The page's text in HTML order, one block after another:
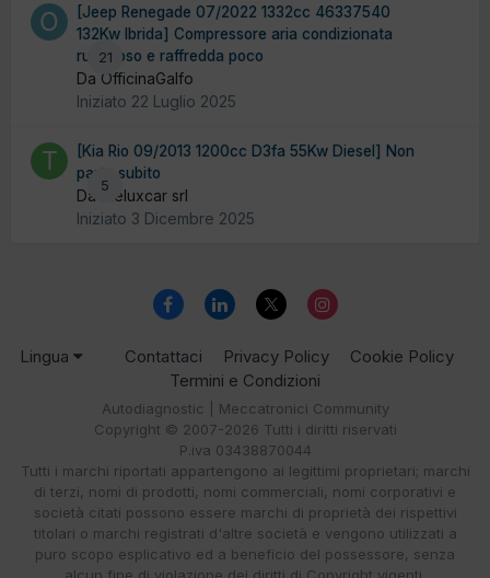
21
[Jeep Renegade 07/2022 1332cc 46337540
132Kw Ibrida] Compressore aria condizionata
rumoroso e raffredda poco
Da OfficinaGalfo
Iniziato 22 Luglio 2025
5
[Kia Rio 09/2013 1200cc D3fa 55Kw Diesel] Non
parte subito
Da theluxcar srl
Iniziato 3 Dicembre 2025
Lingua Contattaci Privacy Policy
Cookie Policy
Termini e Condizioni
Autodiagnostic | Meccatronici Community
Copyright © 2007-2026 Tutti i diritti riservati
P.iva 03438870044
Tutti i marchi riportati appartengono ai legittimi proprietari; marchi
di terzi, nomi di prodotti, nomi commerciali, nomi corporativi e
società citati possono essere marchi di proprietà dei rispettivi
titolari o marchi registrati d'altre società e vengono utilizzati a
puro scopo esplicativo ed a beneficio del possessore, senza